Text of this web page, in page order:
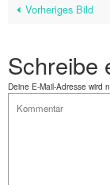
Vorheriges Bild
Schreibe
Deine E-Mail-Adresse wird